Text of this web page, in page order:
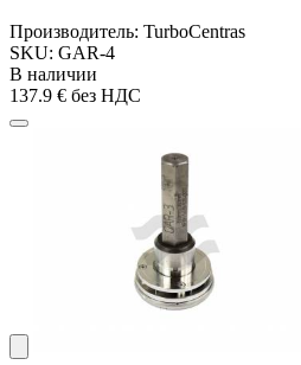
Производитель: TurboCentras
SKU: GAR-4
В наличии
137.9 € без НДС